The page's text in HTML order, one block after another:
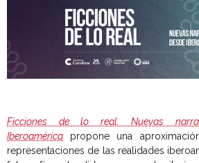
Ficciones de lo real. Nuevas
Iberoamérica propone una
representaciones de las realidades